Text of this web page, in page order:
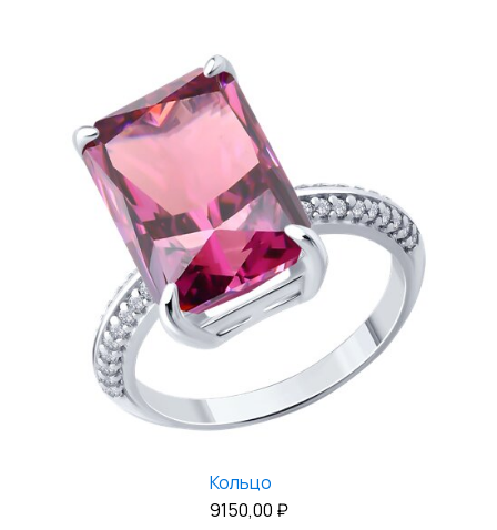
Кольцо
9150,00 ₽